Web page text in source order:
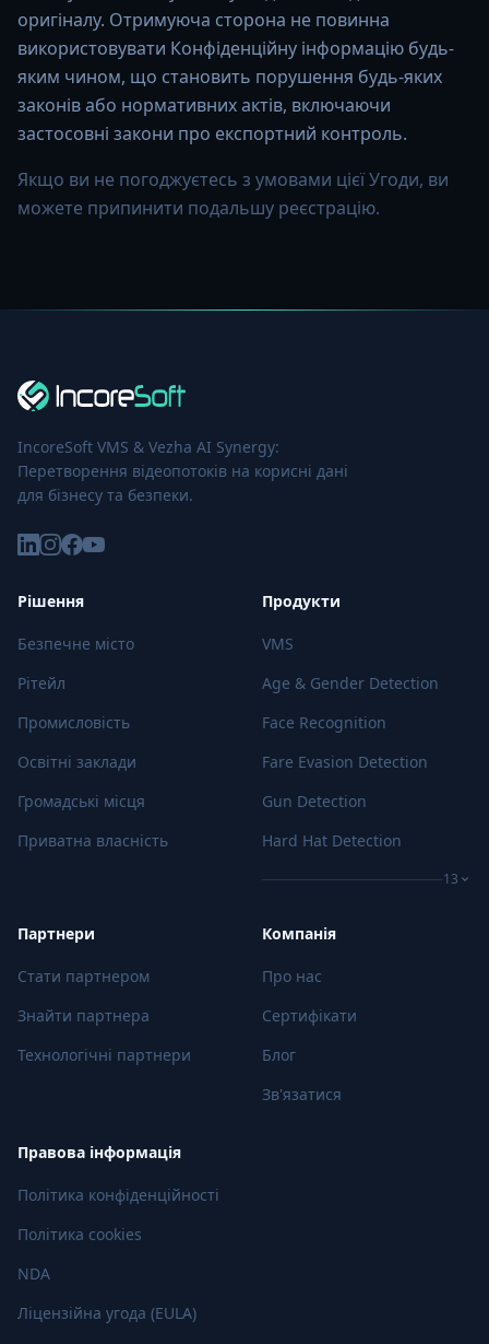
оригіналу. Отримуюча сторона не повинна
використовувати Конфіденційну інформацію будь-
яким чином, що становить порушення будь-яких
законів або нормативних актів, включаючи
застосовні закони про експортний контроль.
Якщо ви не погоджуєтесь з умовами цієї Угоди, ви
можете припинити подальшу реєстрацію.
IncoreSoft VMS & Vezha AI Synergy:
Перетворення відеопотоків на корисні дані
для бізнесу та безпеки.
Рішення
Безпечне місто
Рітейл
Промисловість
Освітні заклади
Громадські місця
Приватна власність
Продукти
VMS
Age & Gender Detection
Face Recognition
Fare Evasion Detection
Gun Detection
Hard Hat Detection
13
Партнери
Стати партнером
Знайти партнера
Технологічні партнери
Компанія
Про нас
Сертифікати
Блог
Зв'язатися
Правова інформація
Політика конфіденційності
Політика cookies
NDA
Ліцензійна угода (EULA)